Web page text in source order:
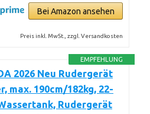
Bei Amazon ansehen
Preis inkl. MwSt., zzgl. Versandkosten
EMPFEHLUNG
2026 Neu Rudergerät
max. 190cm/182kg, 22-
Rudergerät